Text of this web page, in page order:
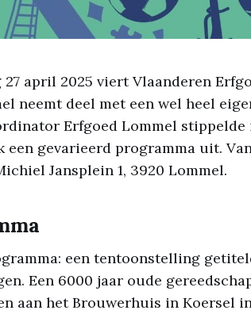
27 april 2025 viert Vlaanderen
neemt deel met een wel heel
Erfgoed Lommel
een gevarieerd programma uit.
Jansplein 1, 3920 Lommel.
een tentoonstelling
Een 6000 jaar oude
aan het Brouwerhuis in Koersel